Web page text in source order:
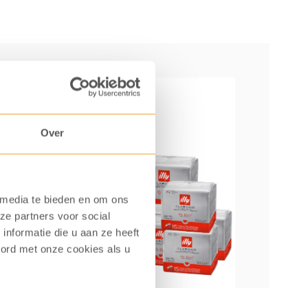
Over
te bieden en om ons
partners voor social
die u aan ze heeft
met onze cookies als u